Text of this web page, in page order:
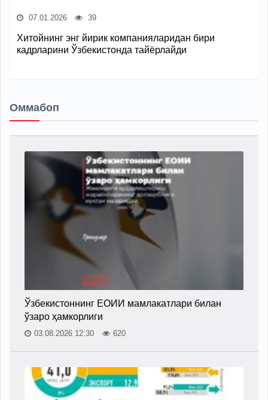
07.01.2026 39
Хитойнинг энг йирик компанияларидан бири
кадрларини Ўзбекистонда тайёрлайди
Оммабоп
Ўзбекистоннинг ЕОИИ мамлакатлари билан
ўзаро ҳамкорлиги
03.08.2026 12:30 620